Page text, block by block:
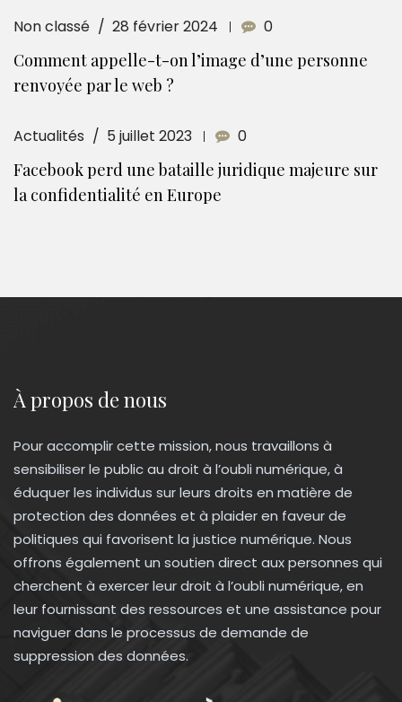
Non classé 28 février 2024 0
Comment appelle-t-on l’image d’une personne
renvoyée par le web ?
Actualités 5 juillet 2023 0
Facebook perd une bataille juridique majeure sur
la confidentialité en Europe
À propos de nous
Pour accomplir cette mission, nous travaillons à
sensibiliser le public au droit à l’oubli numérique, à
éduquer les individus sur leurs droits en matière de
protection des données et à plaider en faveur de
politiques qui favorisent la justice numérique. Nous
offrons également un soutien direct aux personnes qui
cherchent à exercer leur droit à l’oubli numérique, en
leur fournissant des ressources et une assistance pour
naviguer dans le processus de demande de
suppression des données.